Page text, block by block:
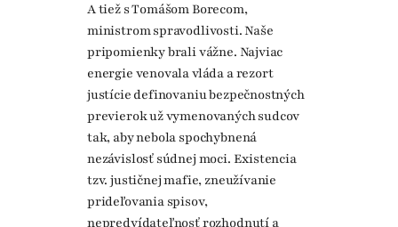
A tiež s Tomášom Borecom,
ministrom spravodlivosti. Naše
pripomienky brali vážne. Najviac
energie venovala vláda a rezort
justície definovaniu bezpečnostných
previerok už vymenovaných sudcov
tak, aby nebola spochybnená
nezávislosť súdnej moci. Existencia
tzv. justičnej mafie, zneužívanie
prideľovania spisov,
nepredvídateľnosť rozhodnutí a